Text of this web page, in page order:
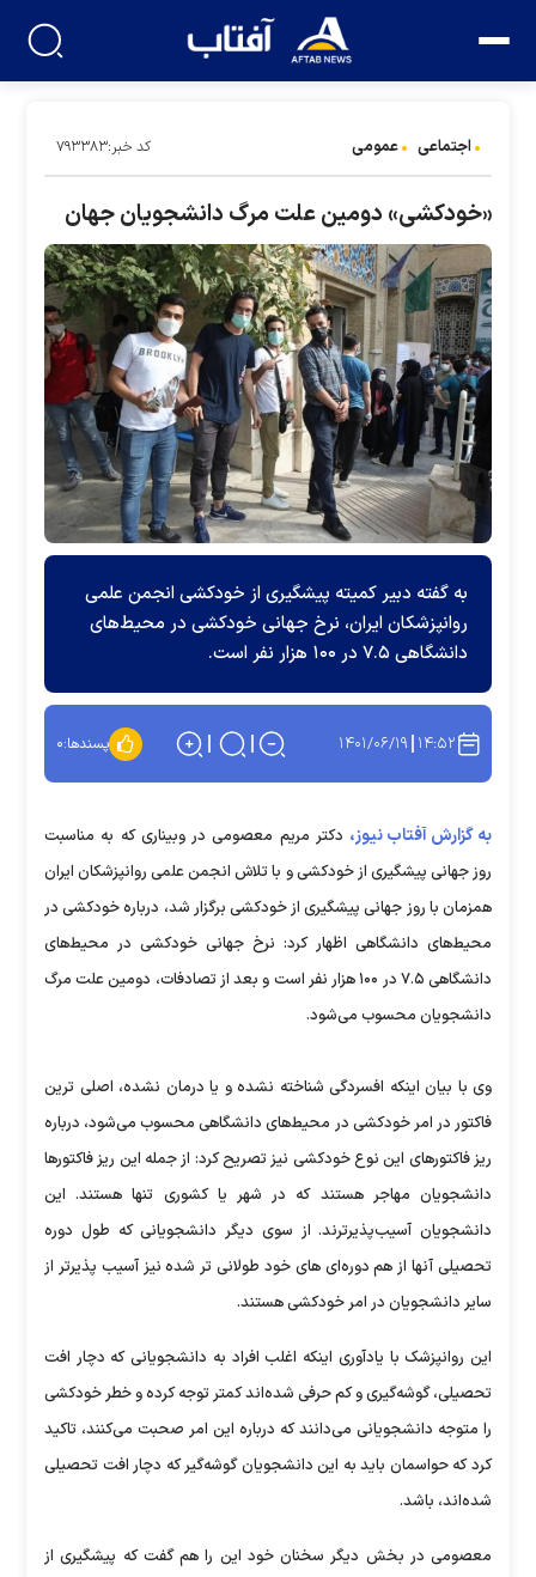
اجتماعی عمومی کد خبر:۷۹۳۳۸۳
«خودکشی» دومین علت مرگ دانشجویان جهان
به گفته دبیر کمیته پیشگیری از خودکشی انجمن علمی
روانپزشکان ایران، نرخ جهانی خودکشی در محیط‌های
دانشگاهی ۷.۵ در ۱۰۰ هزار نفر است.
۱۴:۵۲ ۱۴۰۱/۰۶/۱۹ پسندها:۰
به گزارش آفتاب نیوز، دکتر مریم معصومی در وبیناری که به مناسبت
روز جهانی پیشگیری از خودکشی و با تلاش انجمن علمی روانپزشکان ایران
همزمان با روز جهانی پیشگیری از خودکشی برگزار شد، درباره خودکشی در
محیط‌های دانشگاهی اظهار کرد: نرخ جهانی خودکشی در محیط‌های
دانشگاهی ۷.۵ در ۱۰۰ هزار نفر است و بعد از تصادفات، دومین علت مرگ
دانشجویان محسوب می‌شود.
وی با بیان اینکه افسردگی شناخته نشده و یا درمان نشده، اصلی ترین
فاکتور در امر خودکشی در محیط‌های دانشگاهی محسوب می‌شود، درباره
ریز فاکتورهای این نوع خودکشی نیز تصریح کرد: از جمله این ریز فاکتورها
دانشجویان مهاجر هستند که در شهر یا کشوری تنها هستند. این
دانشجویان آسیب‌پذیرترند. از سوی دیگر دانشجویانی که طول دوره
تحصیلی آنها از هم دوره‌ای های خود طولانی تر شده نیز آسیب پذیرتر از
سایر دانشجویان در امر خودکشی هستند.
این روانپزشک با یادآوری اینکه اغلب افراد به دانشجویانی که دچار افت
تحصیلی، گوشه‌گیری و کم حرفی شده‌اند کمتر توجه کرده و خطر خودکشی
را متوجه دانشجویانی می‌دانند که درباره این امر صحبت می‌کنند، تاکید
کرد که حواسمان باید به این دانشجویان گوشه‌گیر که دچار افت تحصیلی
شده‌اند، باشد.
معصومی در بخش دیگر سخنان خود این را هم گفت که پیشگیری از